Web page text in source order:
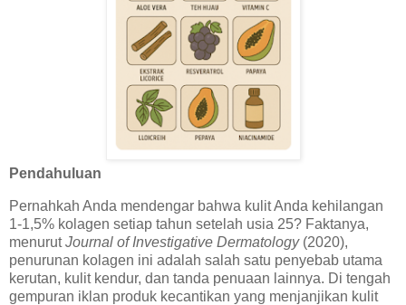
Pendahuluan
Pernahkah Anda mendengar bahwa kulit Anda kehilangan
1-1,5% kolagen setiap tahun setelah usia 25? Faktanya,
menurutJournal of Investigative Dermatology(2020),
penurunan kolagen ini adalah salah satu penyebab utama
kerutan, kulit kendur, dan tanda penuaan lainnya. Di tengah
gempuran iklan produk kecantikan yang menjanjikan kulit